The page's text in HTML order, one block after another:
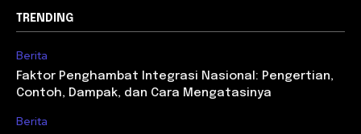
TRENDING
Berita
Faktor Penghambat Integrasi Nasional: Pengertian,
Contoh, Dampak, dan Cara Mengatasinya
Berita